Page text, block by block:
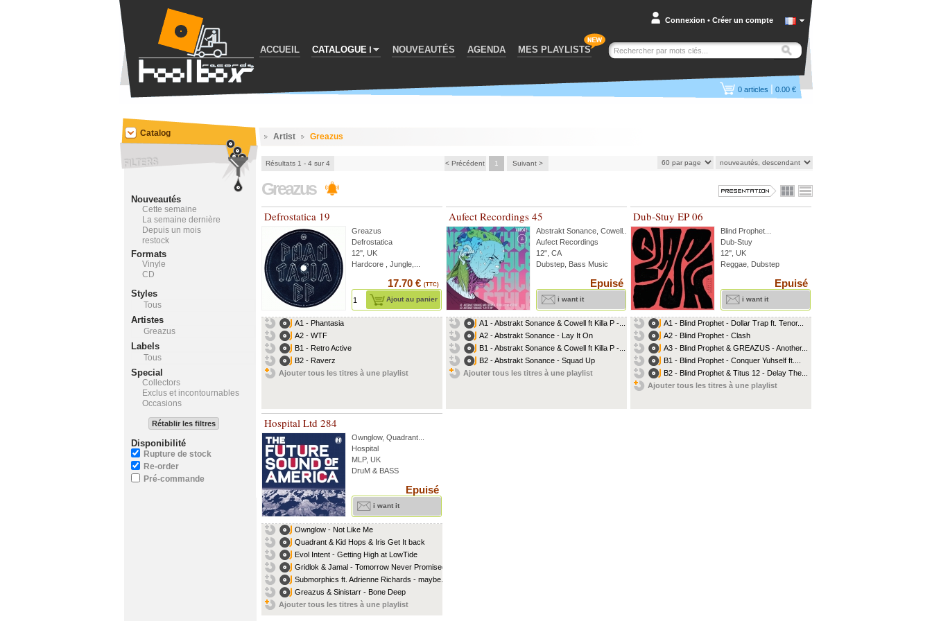
ACCUEIL CATALOGUE NOUVEAUTÉS AGENDA MES PLAYLISTS
Connexion • Créer un compte
0 articles | 0.00 €
Artist Greazus
Résultats 1 - 4 sur 4 < Précédent 1 Suivant >
Greazus
Defrostatica 19
Greazus
Defrostatica
12'', UK
Hardcore , Jungle,...
17.70 € (TTC)
Ajout au panier
A1 - Phantasia
A2 - WTF
B1 - Retro Active
B2 - Raverz
Ajouter tous les titres à une playlist
Aufect Recordings 45
Abstrakt Sonance Cowell
Aufect Recordings
12", CA
Dubstep, Bass Music
Epuisé
i want it
A1 - Abstrakt Sonance & Cowell ft Killa P -...
A2 - Abstrakt Sonance - Lay It On
B1 - Abstrakt Sonance & Cowell ft Killa P -...
B2 - Abstrakt Sonance - Squad Up
Ajouter tous les titres à une playlist
Dub-Stuy EP 06
Blind Prophet
Dub-Stuy
12'', UK
Reggae, Dubstep
Epuisé
i want it
A1 - Blind Prophet - Dollar Trap ft. Tenor...
A2 - Blind Prophet - Clash
A3 - Blind Prophet & GREAZUS - Another...
B1 - Blind Prophet - Conquer Yuhself ft....
B2 - Blind Prophet & Titus 12 - Delay The...
Ajouter tous les titres à une playlist
Hospital Ltd 284
Ownglow, Quadrant
Hospital
MLP, UK
DruM & BASS
Epuisé
i want it
Ownglow - Not Like Me
Quadrant & Kid Hops & Iris Get It back
Evol Intent - Getting High at LowTide
Gridlok & Jamal - Tomorrow Never Promised
Submorphics ft. Adrienne Richards - maybe...
Greazus & Sinistarr - Bone Deep
Ajouter tous les titres à une playlist
Catalog
Nouveautés
Cette semaine
La semaine dernière
Depuis un mois
restock
Formats
Vinyle
CD
Styles
Tous
Artistes
Greazus
Labels
Tous
Special
Collectors
Exclus et incontournables
Occasions
Rétablir les filtres
Disponibilité
Rupture de stock
Re-order
Pré-commande